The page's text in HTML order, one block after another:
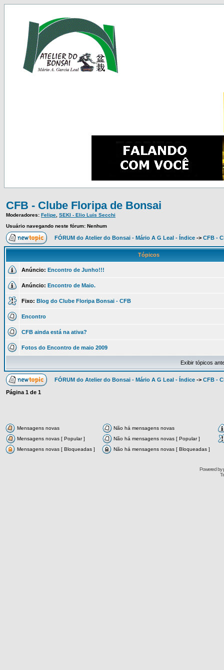
CFB - Clube Floripa de Bonsai
Moderadores: Felipe SEKI - Elio Luis Secchi
Usuário navegando neste fórum: Nenhum
FÓRUM do Atelier do Bonsai - Mário A G Leal - Índice -> CFB -
Tópicos
Anúncio: Encontro de Junho!!!
Anúncio: Encontro de Maio.
Fixo: Blog do Clube Floripa Bonsai - CFB
Encontro
CFB ainda está na ativa?
Fotos do Encontro de maio 2009
Exibir tópicos
FÓRUM do Atelier do Bonsai - Mário A G Leal - Índice -> CFB -
Página 1 de 1
Mensagens novas
Não há mensagens novas
Mensagens novas [ Popular ]
Não há mensagens novas [ Popular ]
Mensagens novas [ Bloqueadas ]
Não há mensagens novas [ Bloqueadas ]
Powered by